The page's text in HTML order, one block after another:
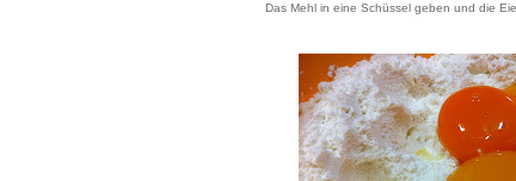
Das Mehl in eine Schüssel geben und die